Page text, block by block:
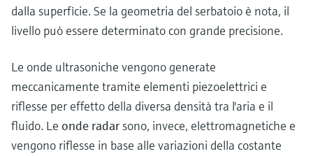
dalla superficie. Se la geometria del serbatoio è nota, il
livello può essere determinato con grande precisione.
Le onde ultrasoniche vengono generate
meccanicamente tramite elementi piezoelettrici e
riflesse per effetto della diversa densità tra l'aria e il
fluido. Le onde radarsono, invece, elettromagnetiche e
vengono riflesse in base alle variazioni della costante